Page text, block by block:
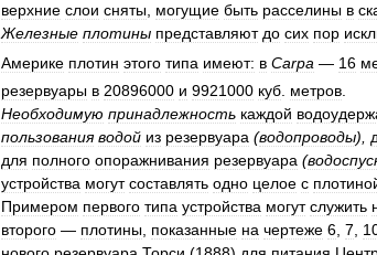
верхние слои сняты, могущие быть расселины в
Железные плотины представляют до сих пор
Америке плотин этого типа имеют: в Carpa — 16
резервуары в 20896000 и 9921000 куб метров
Необходимую принадлежность каждой
пользования водой из резервуара (водопроводы),
для полного опоражнивания резервуара (
устройства могут составлять одно целое с
Примером первого типа устройства могут служить
второго — плотины показанные на чертеже 6 7